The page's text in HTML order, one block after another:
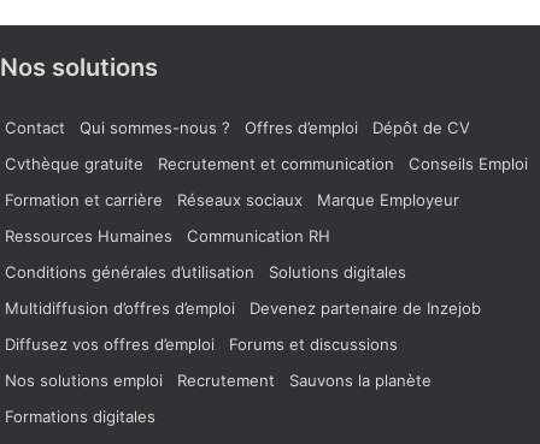
Nos solutions
Contact Qui sommes-nous ? Offres d’emploi
Dépôt de CV
Cvthèque gratuite
Recrutement et communication
Conseils Emploi
Formation et carrière
Réseaux sociaux
Marque Employeur
Ressources Humaines
Communication RH
Conditions générales d’utilisation
Solutions digitales
Multidiffusion d’offres d’emploi
Devenez partenaire de Inzejob
Diffusez vos offres d’emploi
Forums et discussions
Nos solutions emploi
Recrutement
Sauvons la planète
Formations digitales